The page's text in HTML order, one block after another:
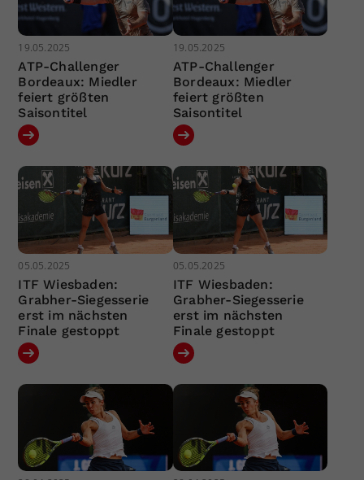
19.05.2025
ATP-Challenger
Bordeaux: Miedler
feiert größten
Saisontitel
19.05.2025
ATP-Challenger
Bordeaux: Miedler
feiert größten
Saisontitel
05.05.2025
ITF Wiesbaden:
Grabher-Siegesserie
erst im nächsten
Finale gestoppt
05.05.2025
ITF Wiesbaden:
Grabher-Siegesserie
erst im nächsten
Finale gestoppt